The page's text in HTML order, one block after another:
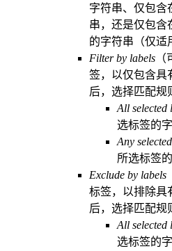
字符串、仅包含
串，还是仅包含
的字符串（仅适
Filter by labels
签，以仅包含具
后，选择匹配规
All selected
选标签的
Any
所选标签
Exclude by labels
标签，以排除具
后，选择匹配规
All selected
选标签的